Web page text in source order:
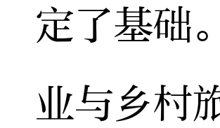
定了基础
业与乡村